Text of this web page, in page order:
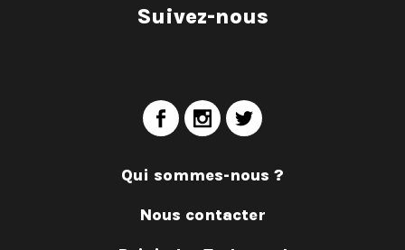
Suivez-nous
Qui sommes-nous ?
Nous contacter